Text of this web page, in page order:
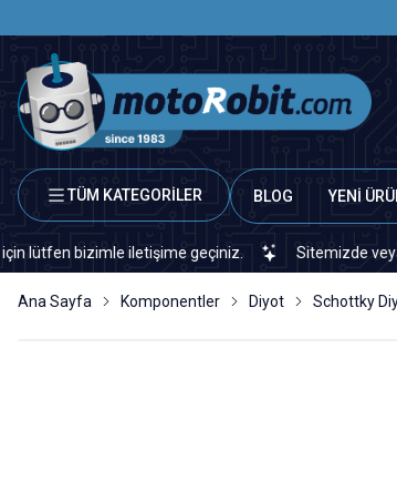
TÜM KATEGORİLER BLOG YENİ
bizimle iletişime geçiniz. Sitemizde veya
Ana Sayfa Komponentler Diyot Schottky